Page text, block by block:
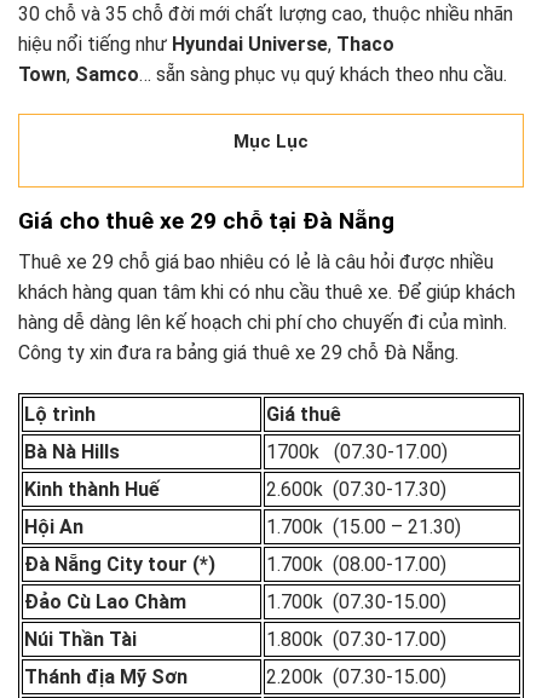
30 chỗ và 35 chỗ đời mới chất lượng cao, thuộc nhiều nhãn
hiệu nổi tiếng như Hyundai Universe, Thaco
Town, Samco… sẵn sàng phục vụ quý khách theo nhu cầu.
Mục Lục
Giá cho thuê xe 29 chỗ tại Đà Nẵng
Thuê xe 29 chỗ giá bao nhiêu có lẻ là câu hỏi được nhiều
khách hàng quan tâm khi có nhu cầu thuê xe. Để giúp khách
hàng dễ dàng lên kế hoạch chi phí cho chuyến đi của mình.
Công ty xin đưa ra bảng giá thuê xe 29 chỗ Đà Nẵng.
Lộ trình
Giá thuê
Bà Nà Hills
1700k (07.30-17.00)
Kinh thành Huế
2.600k (07.30-17.30)
Hội An
1.700k (15.00 – 21.30)
Đà Nẵng City tour (*)
1.700k (08.00-17.00)
Đảo Cù Lao Chàm
1.700k (07.30-15.00)
Núi Thần Tài
1.800k (07.30-17.00)
Thánh địa Mỹ Sơn
2.200k (07.30-15.00)